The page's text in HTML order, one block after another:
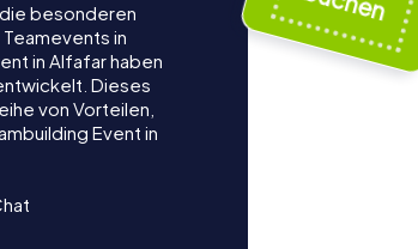
die besonderen
in
in Alfafar haben
Dieses
von Vorteilen,
Event in